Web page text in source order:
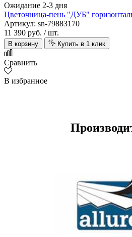
Ожидание 2-3 дня
Цветочница-пень "ДУБ"
Артикул: sn-79883170
11 390 руб. / шт.
В корзину Купить в 1 клик
Сравнить
В избранное